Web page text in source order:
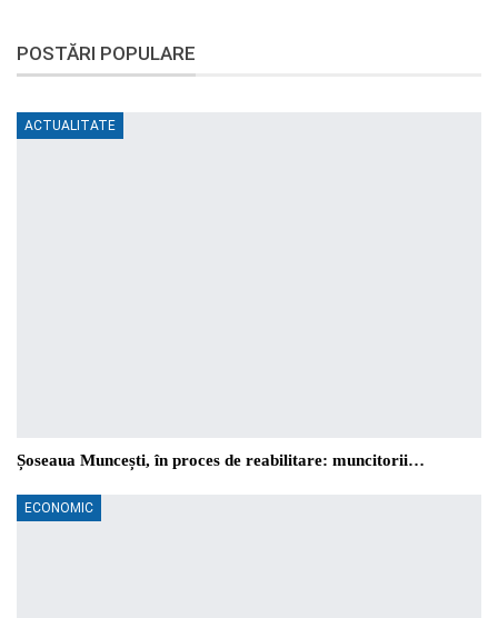
POSTĂRI POPULARE
ACTUALITATE
Șoseaua Muncești, în proces de reabilitare: muncitorii…
ECONOMIC